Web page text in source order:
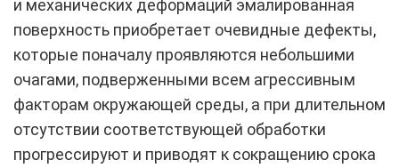
и механических деформаций эмалированная
поверхность приобретает очевидные дефекты,
которые поначалу проявляются небольшими
очагами, подверженными всем агрессивным
факторам окружающей среды, а при длительном
отсутствии соответствующей обработки
прогрессируют и приводят к сокращению срока